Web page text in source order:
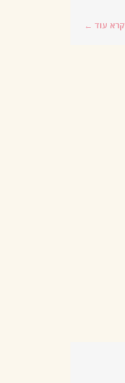
קרא עוד ←